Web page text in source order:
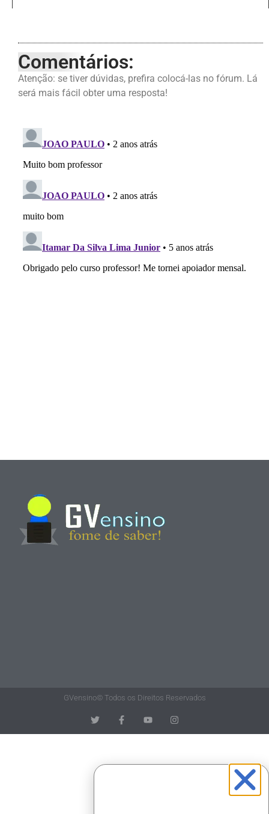
Comentários:
Atenção: se tiver dúvidas, prefira colocá-las no fórum. Lá
será mais fácil obter uma resposta!
GVensino© Todos os Direitos Reservados